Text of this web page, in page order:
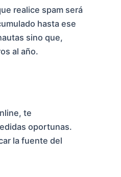
realice spam será
hasta ese
sino que,
al año.
te
oportunas.
la fuente del